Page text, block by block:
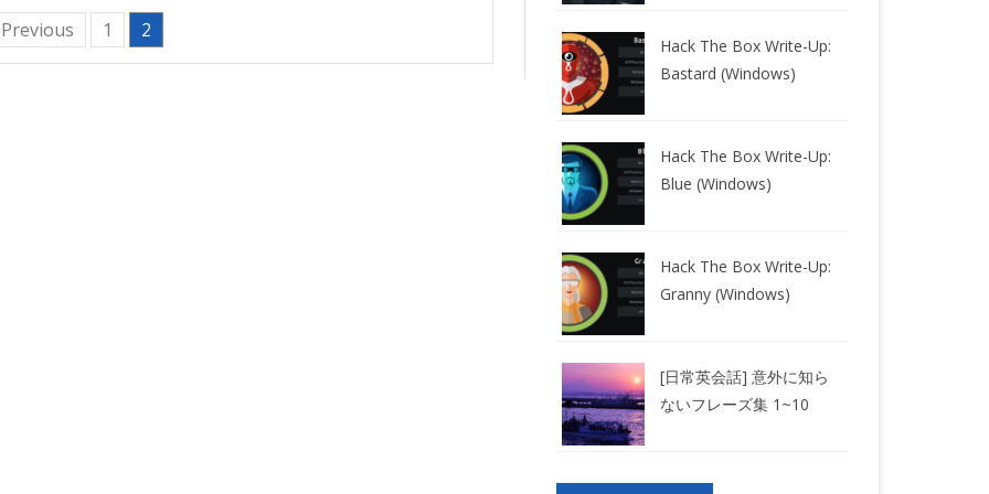
1 2
Hack The Box Write-Up:
Bastard (Windows)
Hack The Box Write-Up:
Blue (Windows)
Hack The Box Write-Up:
Granny (Windows)
[日常英会話] 意外に知ら
ないフレーズ集 1~10